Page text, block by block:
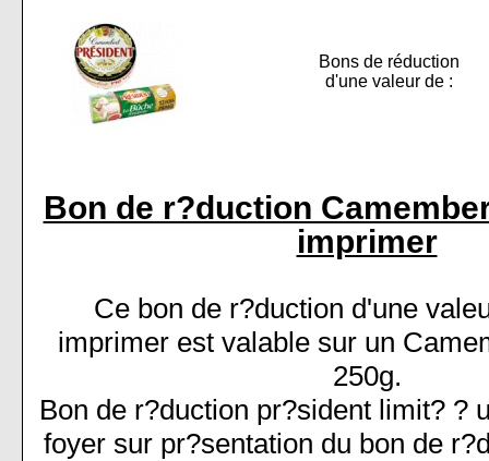
Bons de réduction
d'une valeur de :
Bon de r?duction
imprimer
Ce bon de r?duction d'une
imprimer est valable sur un
250g.
Bon de r?duction pr?sident limit? ?
foyer sur pr?sentation du bon de